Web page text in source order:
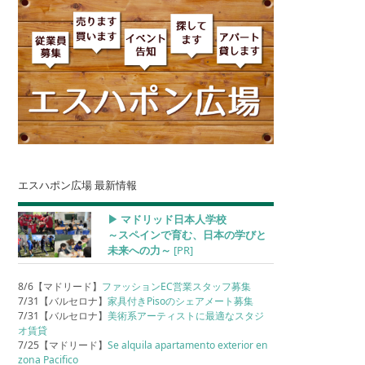
エスハポン広場 最新情報
▶︎ マドリッド日本人学校
～スペインで育む、日本の学びと
未来への力～ [PR]
8/6【マドリード】 ファッションEC営業スタッフ募集
7/31【バルセロナ】家具付きPisoのシェアメート募集
7/31【バルセロナ】美術系アーティストに最適なスタジ
オ賃貸
7/25【マドリード】Se alquila apartamento exterior en
zona Pacifico